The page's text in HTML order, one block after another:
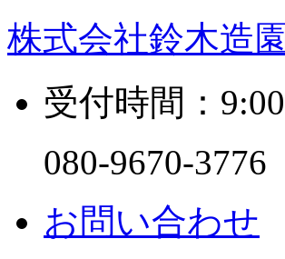
株式会社鈴木造園
受付時間：
080-9670-3776
お問い合わせ